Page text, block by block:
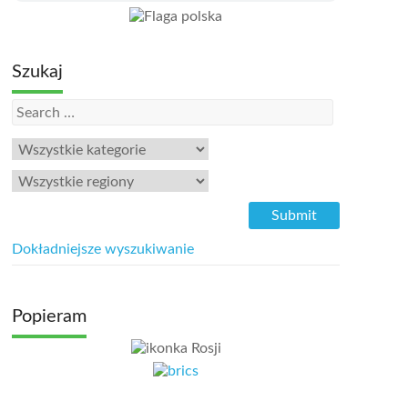
Szukaj
Dokładniejsze wyszukiwanie
Popieram